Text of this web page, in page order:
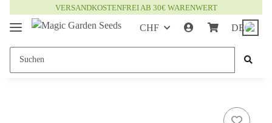
VERSANDKOSTENFREI AB 30€ WARENWERT
CHF DE